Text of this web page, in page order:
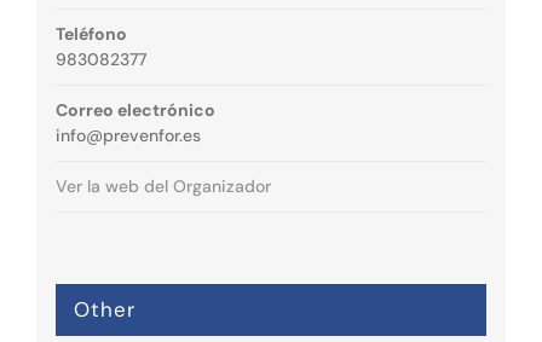
Teléfono
983082377
Correo electrónico
info@prevenfor.es
Ver la web del Organizador
Other